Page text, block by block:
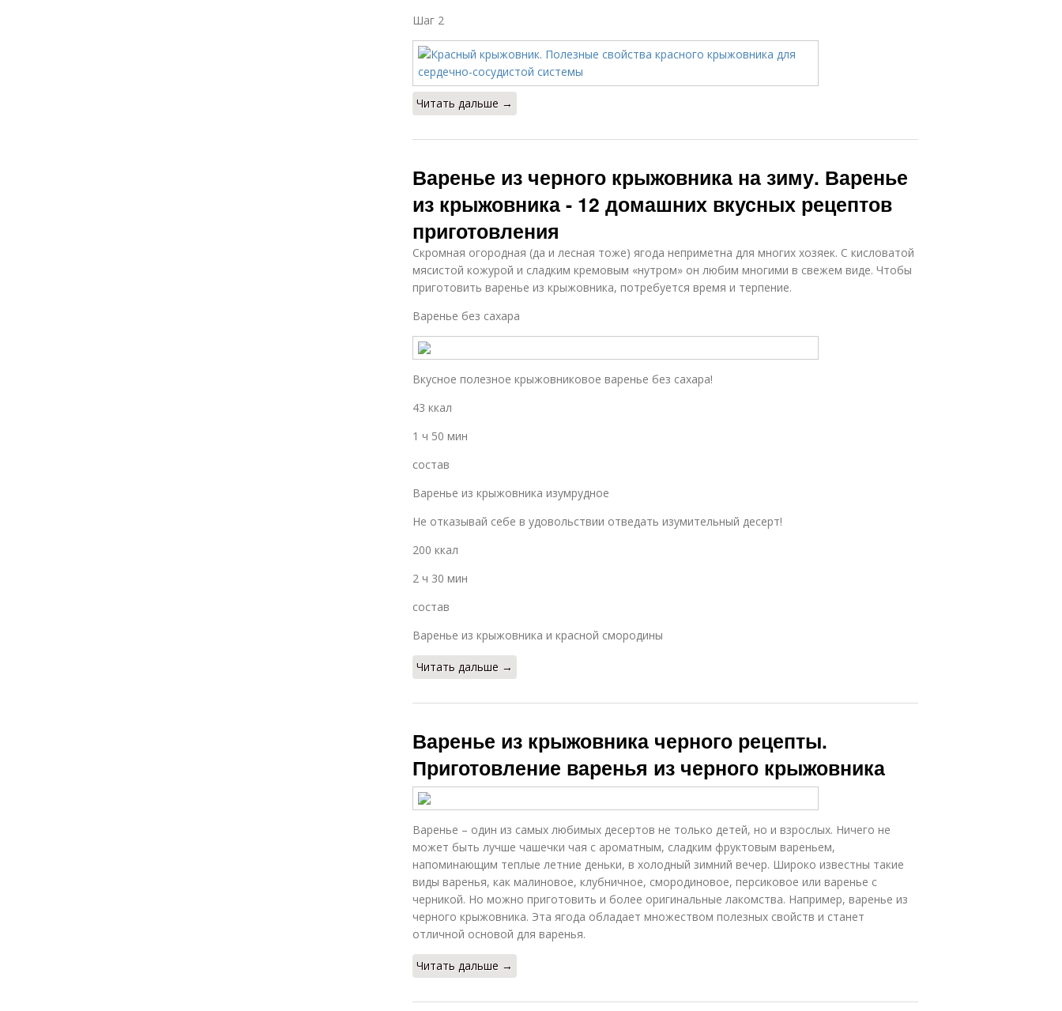
Шаг 2
Читать дальше →
Варенье из черного крыжовника на зиму. Варенье
из крыжовника - 12 домашних вкусных рецептов
приготовления
Скромная огородная (да и лесная тоже) ягода неприметна для многих хозяек. С кисловатой
мясистой кожурой и сладким кремовым «нутром» он любим многими в свежем виде. Чтобы
приготовить варенье из крыжовника, потребуется время и терпение.
Варенье без сахара
Вкусное полезное крыжовниковое варенье без сахара!
43 ккал
1 ч 50 мин
состав
Варенье из крыжовника изумрудное
Не отказывай себе в удовольствии отведать изумительный десерт!
200 ккал
2 ч 30 мин
состав
Варенье из крыжовника и красной смородины
Читать дальше →
Варенье из крыжовника черного рецепты.
Приготовление варенья из черного крыжовника
Варенье – один из самых любимых десертов не только детей, но и взрослых. Ничего не
может быть лучше чашечки чая с ароматным, сладким фруктовым вареньем,
напоминающим теплые летние деньки, в холодный зимний вечер. Широко известны такие
виды варенья, как малиновое, клубничное, смородиновое, персиковое или варенье с
черникой. Но можно приготовить и более оригинальные лакомства. Например, варенье из
черного крыжовника. Эта ягода обладает множеством полезных свойств и станет
отличной основой для варенья.
Читать дальше →